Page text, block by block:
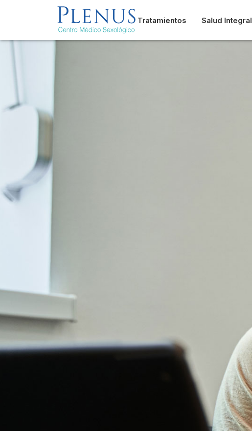
Tratamientos Salud Integral